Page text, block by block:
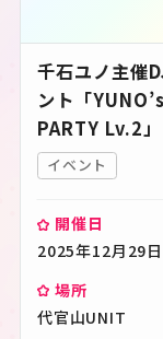
千石ユノ主催
ント「YUNO’s
PARTY Lv.2」
イベント
開催日
2025年12月29
場所
代官山UNIT